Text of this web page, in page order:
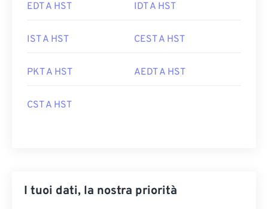
EDT A HST IDT A HST
IST A HST CEST A HST
PKT A HST AEDT A HST
CST A HST
I tuoi dati, la nostra priorità